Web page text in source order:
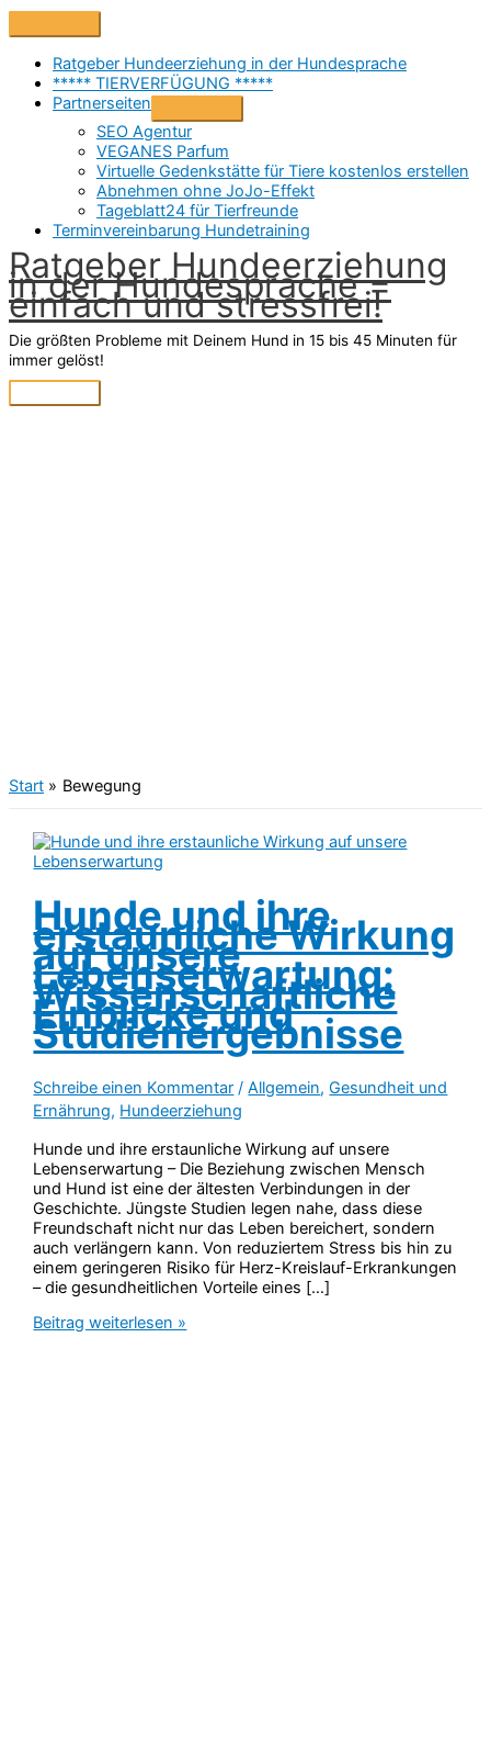
Zum
Inhalt
springen
Above
Header
Ratgeber Hundeerziehung in der Hundesprache
***** TIERVERFÜGUNG *****
Partnerseiten
SEO Agentur
VEGANES Parfum
Virtuelle Gedenkstätte für Tiere kostenlos erstellen
Abnehmen ohne JoJo-Effekt
Tageblatt24 für Tierfreunde
Terminvereinbarung Hundetraining
Ratgeber Hundeerziehung
in der Hundesprache =
einfach und stressfrei!
Die größten Probleme mit Deinem Hund in 15 bis 45 Minuten für
immer gelöst!
Hauptmenü
Start Bewegung
Hunde und ihre
erstaunliche Wirkung
auf unsere
Lebenserwartung:
Wissenschaftliche
Einblicke und
Studienergebnisse
Schreibe einen Kommentar /Allgemein,Gesundheit und
Ernährung, Hundeerziehung
Hunde und ihre erstaunliche Wirkung auf unsere
Lebenserwartung – Die Beziehung zwischen Mensch
und Hund ist eine der ältesten Verbindungen in der
Geschichte. Jüngste Studien legen nahe, dass diese
Freundschaft nicht nur das Leben bereichert, sondern
auch verlängern kann. Von reduziertem Stress bis hin zu
einem geringeren Risiko für Herz-Kreislauf-Erkrankungen
– die gesundheitlichen Vorteile eines […]
Hunde
Beitrag weiterlesen »